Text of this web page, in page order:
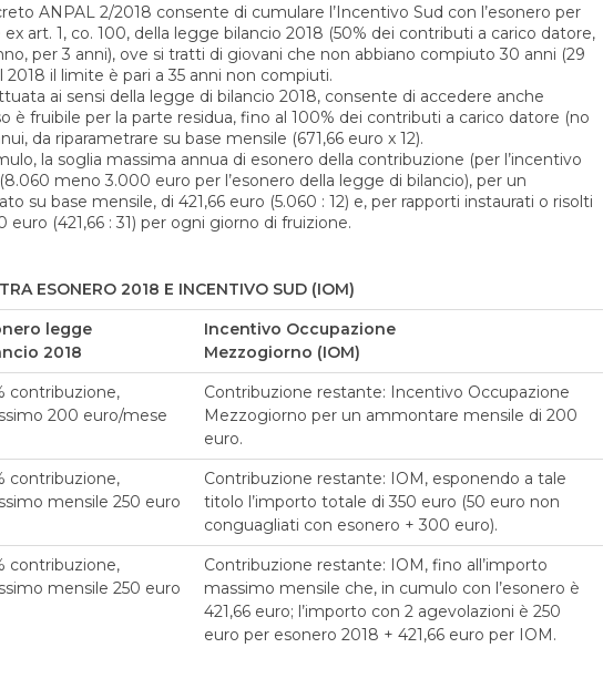
ANPAL 2/2018 consente di cumulare l’Incentivo Sud con l’esonero per
ex art. 1, co. 100, della legge bilancio 2018 (50% dei contributi a carico datore,
per 3 anni), ove si tratti di giovani che non abbiano compiuto 30 anni (29
2018 il limite è pari a 35 anni non compiuti.
ai sensi della legge di bilancio 2018, consente di accedere anche
è fruibile per la parte residua, fino al 100% dei contributi a carico datore (no
da riparametrare su base mensile (671,66 euro x 12).
la soglia massima annua di esonero della contribuzione (per l’incentivo
meno 3.000 euro per l’esonero della legge di bilancio), per un
su base mensile, di 421,66 euro (5.060 : 12) e, per rapporti instaurati o risolti
euro (421,66 : 31) per ogni giorno di fruizione.
ESONERO 2018 E INCENTIVO SUD (IOM)
legge
2018
Incentivo Occupazione
Mezzogiorno (IOM)
contribuzione,
200 euro/mese
Contribuzione restante: Incentivo Occupazione
Mezzogiorno per un ammontare mensile di 200
euro.
contribuzione,
mensile 250 euro
Contribuzione restante: IOM, esponendo a tale
titolo l’importo totale di 350 euro (50 euro non
conguagliati con esonero + 300 euro).
contribuzione,
mensile 250 euro
Contribuzione restante: IOM, fino all’importo
massimo mensile che, in cumulo con l’esonero è
421,66 euro; l’importo con 2 agevolazioni è 250
euro per esonero 2018 + 421,66 euro per IOM.